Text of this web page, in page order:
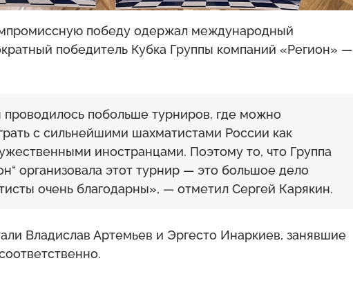
победу одержал международный
победитель Кубка Группы компаний «Регион» —
проводилось побольше турниров, где можно
с сильнейшими шахматистами России как
иностранцами. Поэтому то, что Группа
организовала этот турнир — это большое дело
очень благодарны», — отметил Сергей Карякин.
Владислав Артемьев и Эргесто Инаркиев, занявшие